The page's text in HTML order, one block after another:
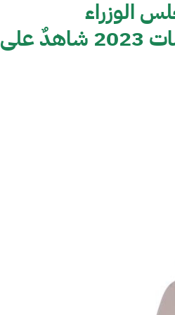
الوزراء
لاستراتيجية قطاع الاتصالات وتقنية المعلومات 2023 شاهدٌ على